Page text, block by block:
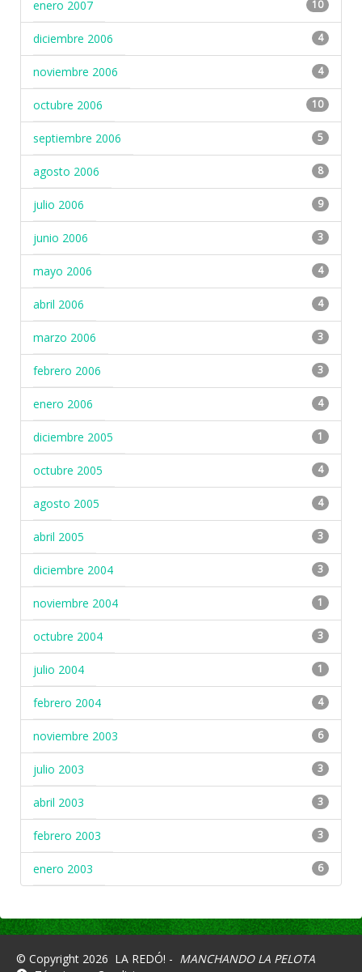
enero 2007 10
diciembre 2006 4
noviembre 2006 4
octubre 2006 10
septiembre 2006 5
agosto 2006 8
julio 2006 9
junio 2006 3
mayo 2006 4
abril 2006 4
marzo 2006 3
febrero 2006 3
enero 2006 4
diciembre 2005 1
octubre 2005 4
agosto 2005 4
abril 2005 3
diciembre 2004 3
noviembre 2004 1
octubre 2004 3
julio 2004 1
febrero 2004 4
noviembre 2003 6
julio 2003 3
abril 2003 3
febrero 2003 3
enero 2003 6
© Copyright 2026 LA REDÓ! - MANCHANDO LA PELOTA